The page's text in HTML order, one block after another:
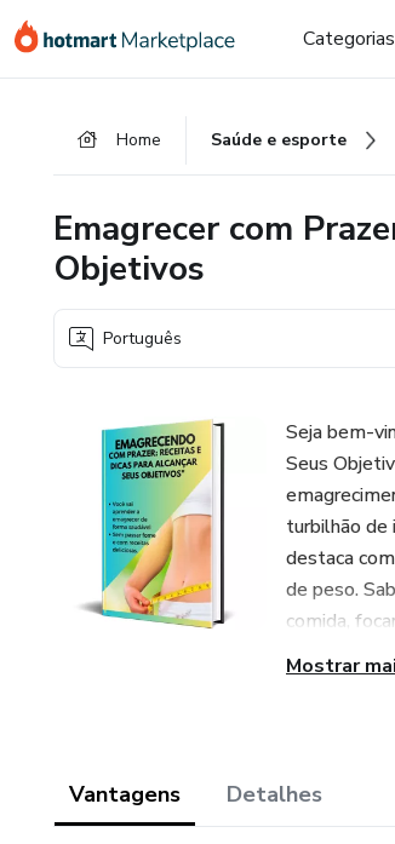
para
para
para
Categorias
Home Saúde e esporte
Emagrecer com
Objetivos
Português
Seja bem-
Seus
turbilhão
destaca
de peso.
comida,
Mostrar
Vantagens Detalhes